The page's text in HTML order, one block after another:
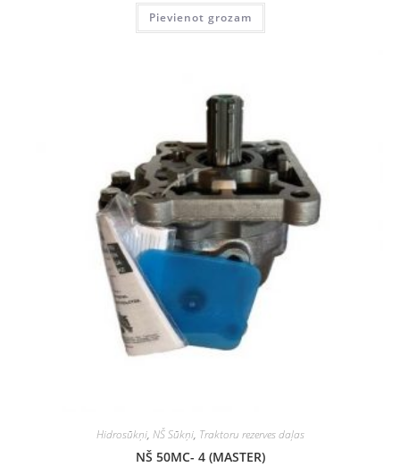
Pievienot grozam
Hidrosūkņi, NŠ Sūkņi, Traktoru rezerves daļas
NŠ 50MC- 4 (MASTER)